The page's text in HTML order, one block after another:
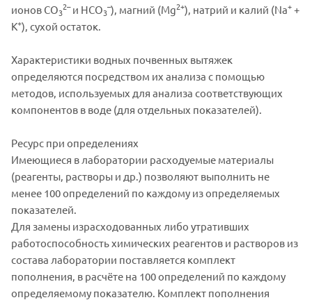
ионов CO3
2–и HCO3
–), магний (Mg2+), натрий и калий (Na++
K+), сухой остаток.
Характеристики водных почвенных вытяжек
определяются посредством их анализа с помощью
методов, используемых для анализа соответствующих
компонентов в воде (для отдельных показателей).
Ресурс при определениях
Имеющиеся в лаборатории расходуемые материалы
(реагенты, растворы и др.) позволяют выполнить не
менее 100 определений по каждому из определяемых
показателей.
Для замены израсходованных либо утративших
работоспособность химических реагентов и растворов из
состава лаборатории поставляется комплект
пополнения, в расчёте на 100 определений по каждому
определяемому показателю. Комплект пополнения